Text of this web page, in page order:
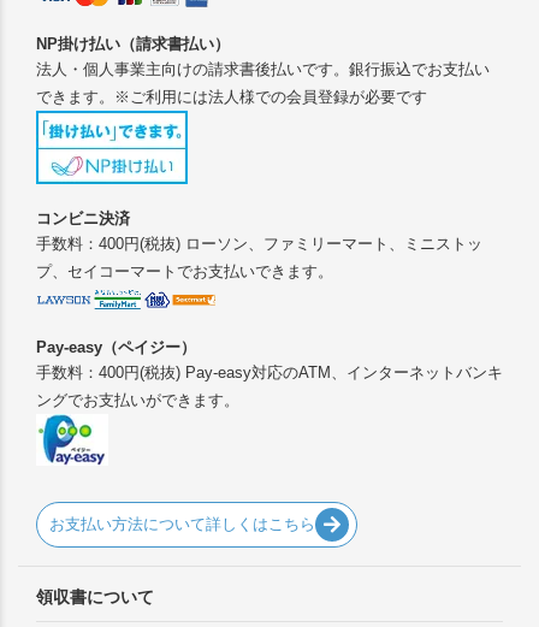
NP掛け払い（請求書払い）
法人・個人事業主向けの請求書後払いです。銀行振込でお支払い
できます。※ご利用には法人様での会員登録が必要です
コンビニ決済
手数料：400円(税抜) ローソン、ファミリーマート、ミニストッ
プ、セイコーマートでお支払いできます。
Pay-easy（ペイジー）
手数料：400円(税抜) Pay-easy対応のATM、インターネットバンキ
ングでお支払いができます。
お支払い方法について詳しくはこちら
領収書について